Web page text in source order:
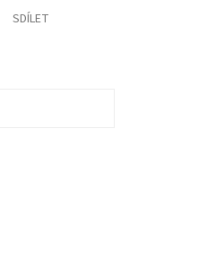
SDÍLET